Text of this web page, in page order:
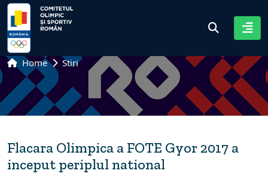
Home Stiri
Flacara Olimpica a FOTE Gyor 2017 a
inceput periplul national